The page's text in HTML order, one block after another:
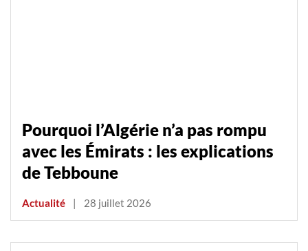
Pourquoi l’Algérie n’a pas rompu
avec les Émirats : les explications
de Tebboune
Actualité | 28 juillet 2026